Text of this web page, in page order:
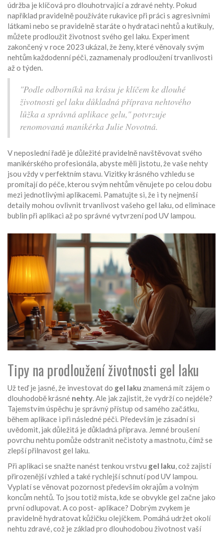
údržba je klíčová pro dlouhotrvající a zdravé nehty. Pokud
například pravidelně používáte rukavice při práci s agresivními
látkami nebo se pravidelně staráte o hydrataci nehtů a kutikuly,
můžete prodloužit životnost svého gel laku. Experiment
zakončený v roce 2023 ukázal, že ženy, které věnovaly svým
nehtům každodenní péči, zaznamenaly prodloužení trvanlivosti
až o týden.
"Podle odborníků na krásu je klíčem ke dlouhé
životnosti gel laku důkladná příprava nehtového
lůžka a správná aplikace gelu," potvrzuje
renomovaná manikérka Julie Novotná.
V neposlední řadě je důležité pravidelně navštěvovat svého
manikérského profesionála, abyste měli jistotu, že vaše nehty
jsou vždy v perfektním stavu. Vizitky krásného vzhledu se
promítají do péče, kterou svým nehtům věnujete po celou dobu
mezi jednotlivými aplikacemi. Pamatujte si, že i ty nejmenší
detaily mohou ovlivnit trvanlivost vašeho gel laku, od eliminace
bublin při aplikaci až po správné vytvrzení pod UV lampou.
Tipy na prodloužení životnosti gel laku
Už teď je jasné, že investovat do gel laku znamená mít zájem o
dlouhodobě krásné nehty. Ale jak zajistit, že vydrží co nejdéle?
Tajemstvím úspěchu je správný přístup od samého začátku,
během aplikace i při následné péči. Především je zásadní si
uvědomit, jak důležitá je důkladná příprava. Jemné broušení
povrchu nehtu pomůže odstranit nečistoty a mastnotu, čímž se
zlepší přilnavost gel laku.
Při aplikaci se snažte nanést tenkou vrstvu gel laku, což zajistí
přirozenější vzhled a také rychlejší schnutí pod UV lampou.
Vyplatí se věnovat pozornost především okrajům a volným
koncům nehtů. To jsou totiž místa, kde se obvykle gel začne jako
první odlupovat. A co post- aplikace? Dobrým zvykem je
pravidelně hydratovat kůžičku olejíčkem. Pomáhá udržet okolí
nehtu zdravé, což je základ pro dlouhodobou životnost vaší